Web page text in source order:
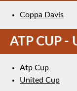
Coppa Davis
ATP CUP -
Atp Cup
United Cup